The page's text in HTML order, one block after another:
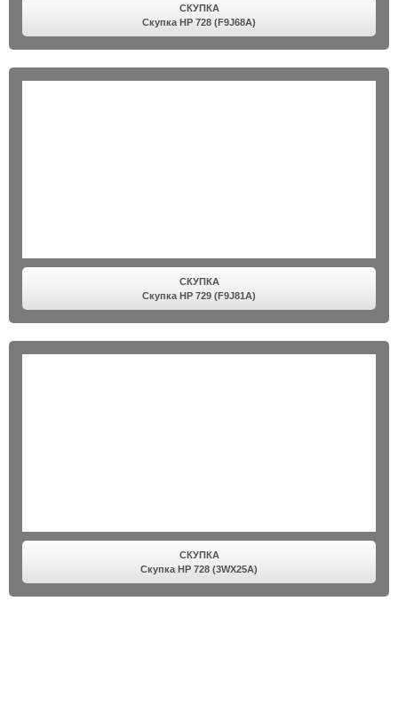
СКУПКА
Скупка HP 728 (F9J68A)
СКУПКА
Скупка HP 729 (F9J81A)
СКУПКА
Скупка HP 728 (3WX25A)